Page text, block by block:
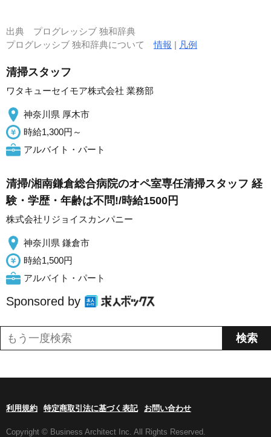
出典 プログレッシブ 独和辞典
プログレッシブ 独和辞典について情報 | 凡例
清掃スタッフ
ワタキューセイモア株式会社 業務部
神奈川県 厚木市
時給1,300円～
アルバイト・パート
清掃/湘南鎌倉総合病院のオペ室専任清掃スタッフ 経
験・学歴・年齢は不問!/時給1500円
株式会社リジョイスカンパニー
神奈川県 鎌倉市
時給1,500円
アルバイト・パート
Sponsored by
利用規約 特定商取引法に基づく表記 お問い合わせ
Copyright © Business Architect Inc. All Rights Reserved.